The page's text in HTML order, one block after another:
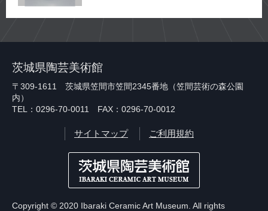
茨城県陶芸美術館
〒309-1611 茨城県笠間市笠間2345番地（笠間芸術の森公園
内）
TEL：0296-70-0011 FAX：0296-70-0012
サイトマップ ご利用規約
Copyright © 2020 Ibaraki Ceramic Art Museum. All rights